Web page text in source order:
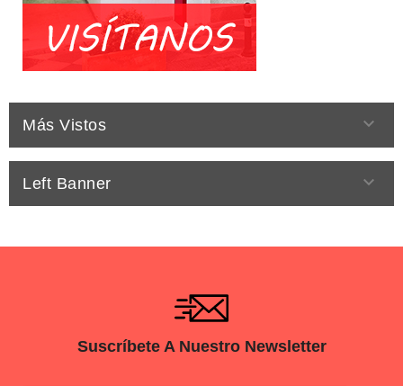
Más Vistos 
Left Banner 
Suscríbete A Nuestro Newsletter